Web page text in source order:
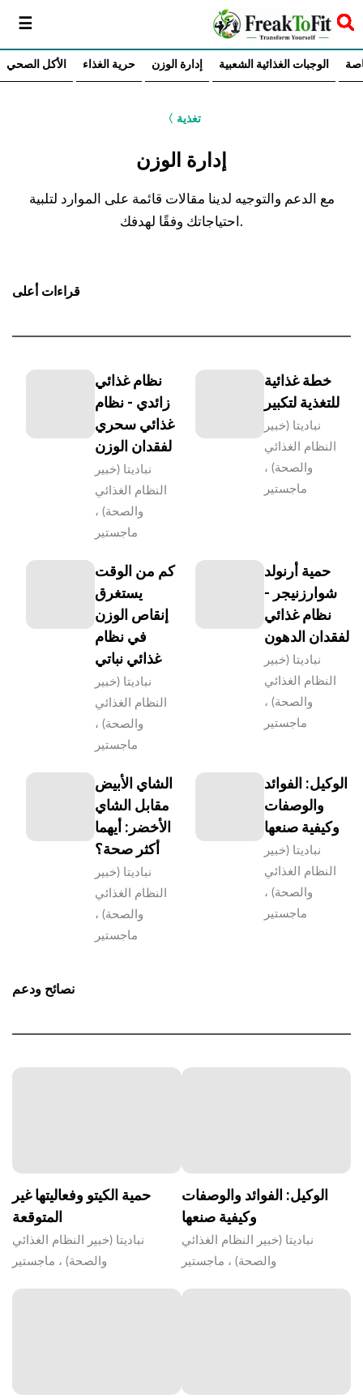
سخر
الأكل الصحي حرية الغذاء إدارة الوزن الوجبات الغذائية الشعبية
〈 تغذية
إدارة الوزن
مع الدعم والتوجيه لدينا مقالات قائمة على الموارد لتلبية
احتياجاتك وفقًا لهدفك.
قراءات أعلى
نظام غذائي
زائدي - نظام
غذائي سحري
لفقدان الوزن
نباديتا (خبير
النظام الغذائي
والصحة) ،
ماجستير
خطة غذائية
للتغذية لتكبير
نباديتا (خبير
النظام الغذائي
والصحة) ،
ماجستير
كم من الوقت
يستغرق
إنقاص الوزن
في نظام
غذائي نباتي
نباديتا (خبير
النظام الغذائي
والصحة) ،
ماجستير
حمية أرنولد
شوارزنيجر -
نظام غذائي
لفقدان الدهون
نباديتا (خبير
النظام الغذائي
والصحة) ،
ماجستير
الشاي الأبيض
مقابل الشاي
الأخضر: أيهما
أكثر صحة؟
نباديتا (خبير
النظام الغذائي
والصحة) ،
ماجستير
الوكيل: الفوائد
والوصفات
وكيفية صنعها
نباديتا (خبير
النظام الغذائي
والصحة) ،
ماجستير
نصائح ودعم
حمية الكيتو وفعاليتها غير
المتوقعة
نباديتا (خبير النظام الغذائي
والصحة) ، ماجستير
الوكيل: الفوائد والوصفات
وكيفية صنعها
نباديتا (خبير النظام الغذائي
والصحة) ، ماجستير